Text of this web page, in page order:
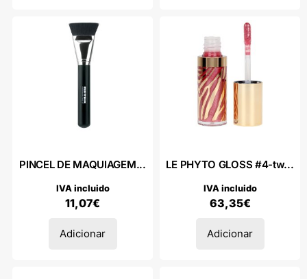
PINCEL DE MAQUIAGEM...
11,07€
IVA incluido
Adicionar
LE PHYTO GLOSS #4-tw...
63,35€
IVA incluido
Adicionar